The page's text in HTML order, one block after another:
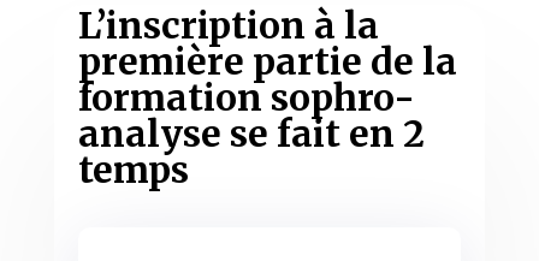
L’inscription à la
première partie de la
formation sophro-
analyse se fait en 2
temps